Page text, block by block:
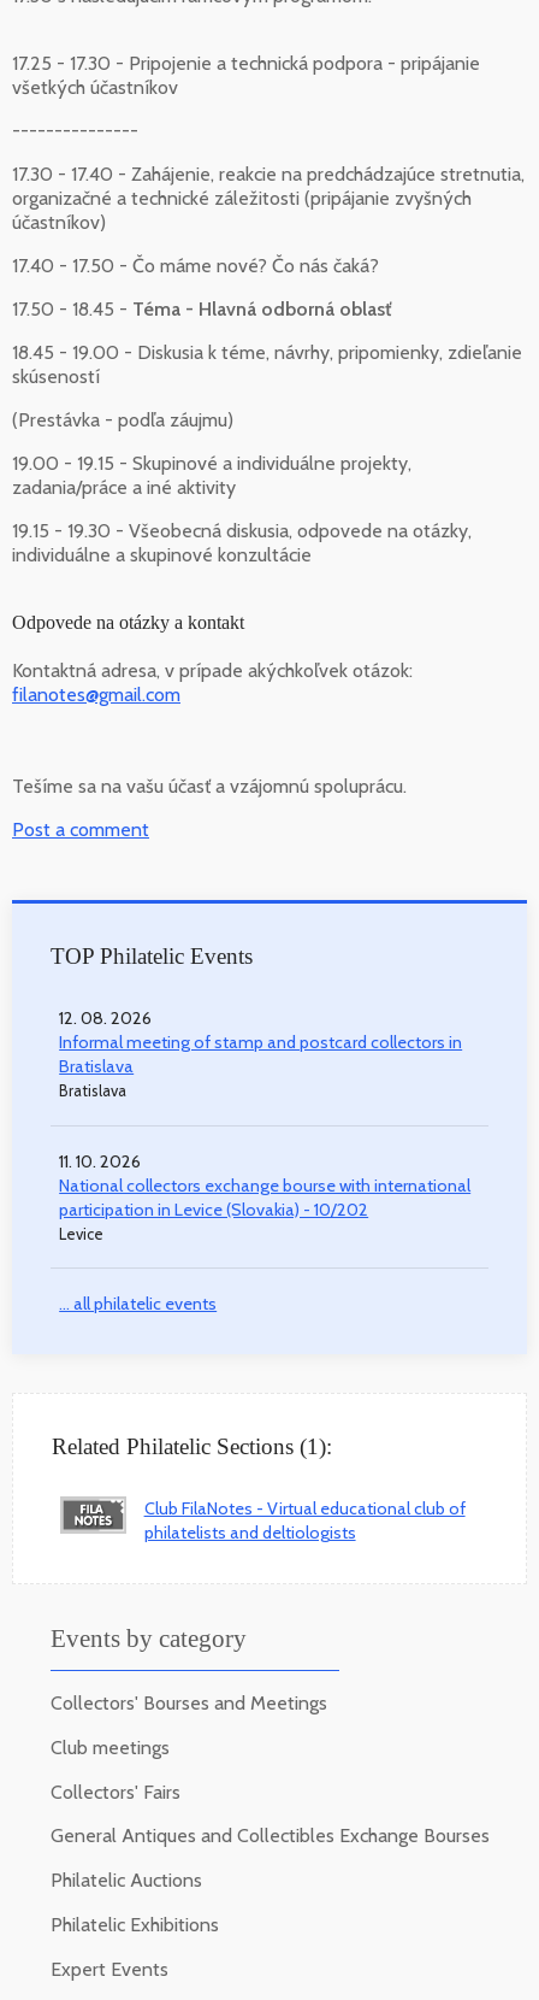
17.25 - 17.30 - Pripojenie a technická podpora - pripájanie
všetkých účastníkov
---------------
17.30 - 17.40 - Zahájenie, reakcie na predchádzajúce stretnutia,
organizačné a technické záležitosti (pripájanie zvyšných
účastníkov)
17.40 - 17.50 - Čo máme nové? Čo nás čaká?
17.50 - 18.45 - Téma - Hlavná odborná oblasť
18.45 - 19.00 - Diskusia k téme, návrhy, pripomienky, zdieľanie
skúseností
(Prestávka - podľa záujmu)
19.00 - 19.15 - Skupinové a individuálne projekty,
zadania/práce a iné aktivity
19.15 - 19.30 - Všeobecná diskusia, odpovede na otázky,
individuálne a skupinové konzultácie
Odpovede na otázky a kontakt
Kontaktná adresa, v prípade akýchkoľvek otázok:
filanotes@gmail.com
Tešíme sa na vašu účasť a vzájomnú spoluprácu.
Post a comment
TOP Philatelic Events
12. 08. 2026
Informal meeting of stamp and postcard collectors in
Bratislava
Bratislava
11. 10. 2026
National collectors exchange bourse with international
participation in Levice (Slovakia) - 10/202
Levice
... all philatelic events
Related Philatelic Sections (1):
Club FilaNotes - Virtual educational club of
philatelists and deltiologists
Events by category
Collectors' Bourses and Meetings
Club meetings
Collectors' Fairs
General Antiques and Collectibles Exchange Bourses
Philatelic Auctions
Philatelic Exhibitions
Expert Events